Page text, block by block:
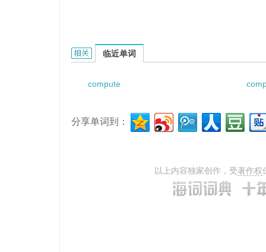
computed tomography brain scan的相关资料：
临近单词
compute
分享单词到：
以上内容独家创作，受著作权